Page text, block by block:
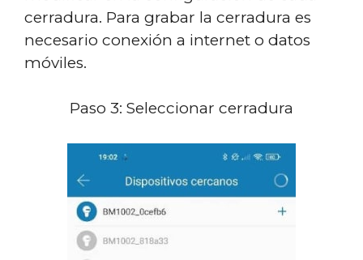
cerradura. Para grabar la cerradura es
necesario conexión a internet o datos
móviles.
Paso 3: Seleccionar cerradura